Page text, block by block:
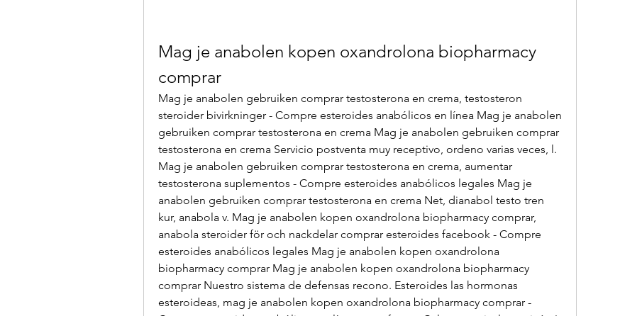
Mag je anabolen kopen oxandrolona biopharmacy
comprar
Mag je anabolen gebruiken comprar testosterona en crema, testosteron
steroider bivirkninger - Compre esteroides anabólicos en línea Mag je anabolen
gebruiken comprar testosterona en crema Mag je anabolen gebruiken comprar
testosterona en crema Servicio postventa muy receptivo, ordeno varias veces, l.
Mag je anabolen gebruiken comprar testosterona en crema, aumentar
testosterona suplementos - Compre esteroides anabólicos legales Mag je
anabolen gebruiken comprar testosterona en crema Net, dianabol testo tren
kur, anabola v. Mag je anabolen kopen oxandrolona biopharmacy comprar,
anabola steroider för och nackdelar comprar esteroides facebook - Compre
esteroides anabólicos legales Mag je anabolen kopen oxandrolona
biopharmacy comprar Mag je anabolen kopen oxandrolona biopharmacy
comprar Nuestro sistema de defensas recono. Esteroides las hormonas
esteroideas, mag je anabolen kopen oxandrolona biopharmacy comprar -